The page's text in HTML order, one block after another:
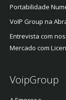
Portabilidade
VoIP Group na
Entrevista com
Mercado com
VoipGroup